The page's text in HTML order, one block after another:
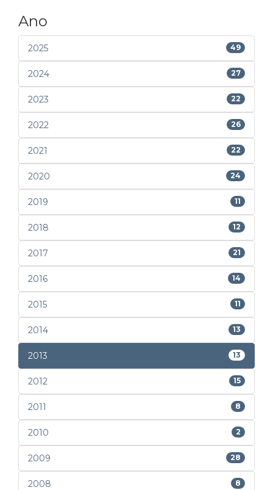
Ano
2025 49
2024 27
2023 22
2022 26
2021 22
2020 24
2019 11
2018 12
2017 21
2016 14
2015 11
2014 13
2013 13
2012 15
2011 8
2010 2
2009 28
2008 8